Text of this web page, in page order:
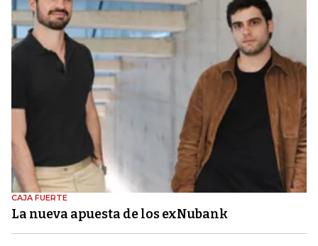
CAJA FUERTE
La nueva apuesta de los exNubank